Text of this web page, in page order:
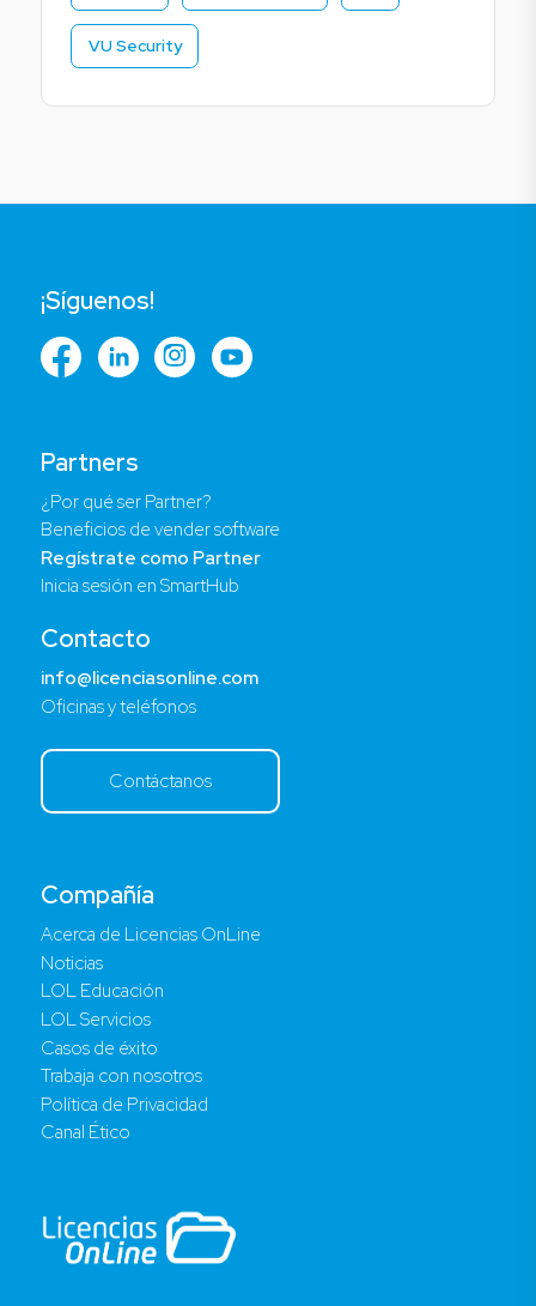
VU Security
Compañía
Acerca de Licencias OnLine
Noticias
LOL Educación
LOL Servicios
Casos de éxito
Trabaja con nosotros
Política de Privacidad
Canal Ético
Partners
¿Por qué ser Partner?
Beneficios de vender software
Regístrate como Partner
Inicia sesión en SmartHub
Contacto
info@licenciasonline.com
Oficinas y teléfonos
Contáctanos
¡Síguenos!